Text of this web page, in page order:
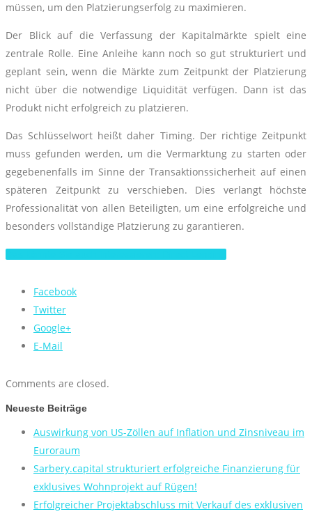
müssen, um den Platzierungserfolg zu maximieren.
Der Blick auf die Verfassung der Kapitalmärkte spielt eine
zentrale Rolle. Eine Anleihe kann noch so gut strukturiert und
geplant sein, wenn die Märkte zum Zeitpunkt der Platzierung
nicht über die notwendige Liquidität verfügen. Dann ist das
Produkt nicht erfolgreich zu platzieren.
Das Schlüsselwort heißt daher Timing. Der richtige Zeitpunkt
muss gefunden werden, um die Vermarktung zu starten oder
gegebenenfalls im Sinne der Transaktionssicherheit auf einen
späteren Zeitpunkt zu verschieben. Dies verlangt höchste
Professionalität von allen Beteiligten, um eine erfolgreiche und
besonders vollständige Platzierung zu garantieren.
Facebook
Twitter
Google+
E-Mail
Comments are closed.
Neueste Beiträge
Auswirkung von US-Zöllen auf Inflation und Zinsniveau im
Euroraum
Sarbery.capital strukturiert erfolgreiche Finanzierung für
exklusives Wohnprojekt auf Rügen!
Erfolgreicher Projektabschluss mit Verkauf des exklusiven